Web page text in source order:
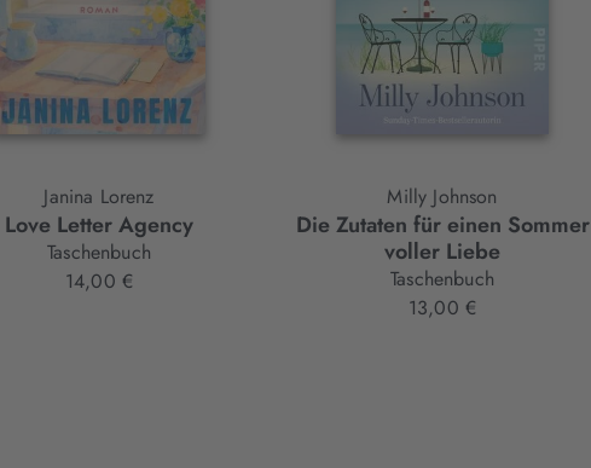
Janina Lorenz
Love Letter Agency
Taschenbuch
14,00 €
Milly Johnson
Die Zutaten für einen Sommer
voller Liebe
Taschenbuch
13,00 €